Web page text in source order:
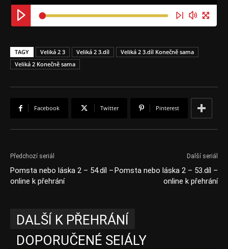
TAGY Veliká 2 3 Veliká 2 3.díl
Veliká 2 3.díl Konečně sama
Veliká 2 Konečně sama
Facebook Twitter Pinterest
Předchozí seriál
Pomsta nebo láska 2 – 54.díl –
online k přehrání
Další seriál
Pomsta nebo láska 2 – 53.díl –
online k přehrání
DALŠÍ K PŘEHRÁNÍ
DOPORUČENÉ SEIÁLY